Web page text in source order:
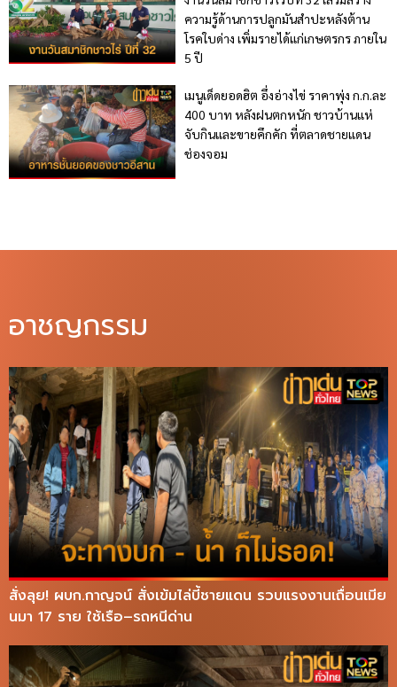
ความรู้ด้านการปลูกมันสำปะหลังต้าน
โรคใบด่าง เพิ่มรายได้แก่เกษตรกร ภายใน
5 ปี
เมนูเด็ดยอดฮิต อึ่งอ่างไข่ ราคาพุ่ง ก.ก.ละ
400 บาท หลังฝนตกหนัก ชาวบ้านแห่
จับกินและขายคึกคัก ที่ตลาดชายแดน
ช่องจอม
อาชญกรรม
สั่งลุย! ผบก.กาญจน์ สั่งเข้มไล่บี้ชายแดน รวบแรงงานเถื่อนเมีย
นมา 17 ราย ใช้เรือ–รถหนีด่าน